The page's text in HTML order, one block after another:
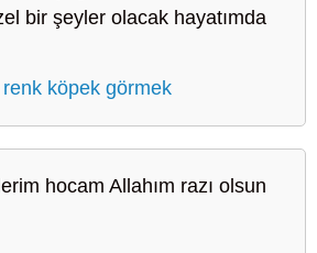
bir şeyler olacak hayatımda
köpek görmek
hocam Allahım razı olsun